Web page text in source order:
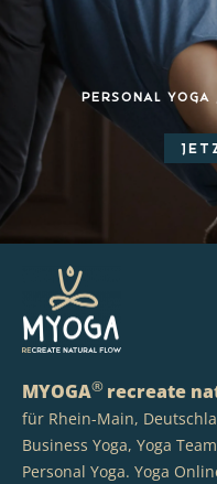
Personal Yoga
MYOGA® recreate
für Rhein-Main,
Business Yoga, Yoga
Personal Yoga. Yoga